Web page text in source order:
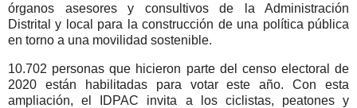
órganos asesores y consultivos de la Administración
Distrital y local para la construcción de una política pública
en torno a una movilidad sostenible.
10.702 personas que hicieron parte del censo electoral de
2020 están habilitadas para votar este año. Con esta
ampliación, el IDPAC invita a los ciclistas, peatones y